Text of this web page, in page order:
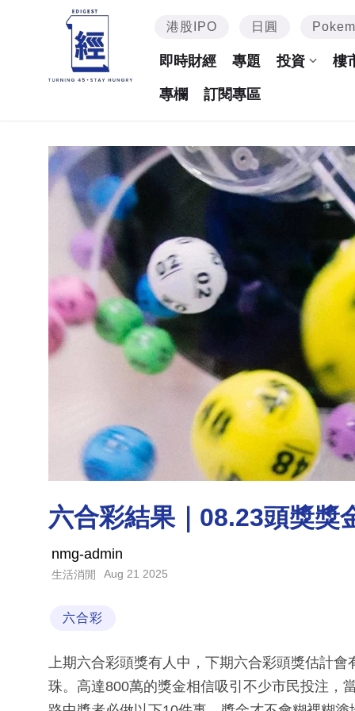
港股IPO 日圓
即時財經 專題 投資 樓
專欄 訂閱專區
六合彩結果｜08.23頭獎獎
nmg-admin
生活消閒 Aug 21 2025
六合彩
上期六合彩頭獎有人中，下期六合彩頭獎估計
珠。高達800萬的獎金相信吸引不少市民投注，